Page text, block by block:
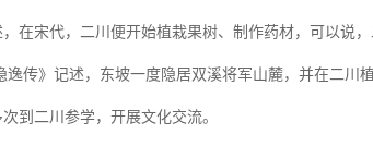
在宋代，二川便开始植栽果树、制作药材，可以说
逸传》记述，东坡一度隐居双溪将军山麓，并在二川
到二川参学，开展文化交流。